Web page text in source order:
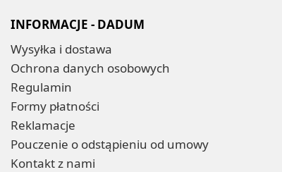
INFORMACJE - DADUM
Wysyłka i dostawa
Ochrona danych osobowych
Regulamin
Formy płatności
Reklamacje
Pouczenie o odstąpieniu od umowy
Kontakt z nami